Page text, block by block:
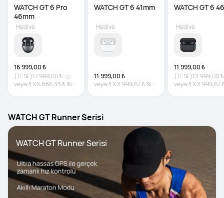
WATCH GT 6 Pro
46mm
16.999,00 ₺
(TESF)17.999,00 ₺
veya 3X5.666,33 ₺%0
Hediye
WATCH GT 6 41mm
11.999,00 ₺
veya 3X3.999,67 ₺%0
Hediye
WATCH GT 6
11.999,00 ₺
(TESF)12.999,00 ₺
veya 3X3.999,67
Hediye
WATCH GT Runner Serisi
WATCH GT Runner Serisi